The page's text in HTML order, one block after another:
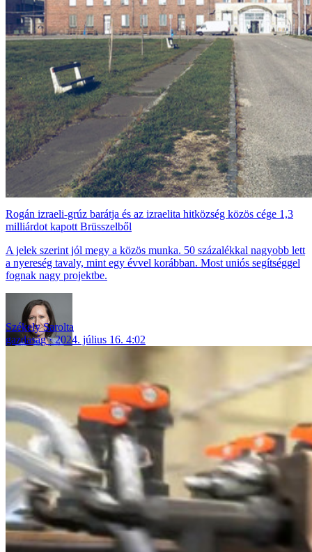
Rogán izraeli-grúz barátja és az izraelita hitközség közös cége 1,3
milliárdot kapott Brüsszelből
A jelek szerint jól megy a közös munka. 50 százalékkal nagyobb lett
a nyereség tavaly, mint egy évvel korábban. Most uniós segítséggel
fognak nagy projektbe.
Székely Sarolta
gazdaság
2024. július 16. 4:02